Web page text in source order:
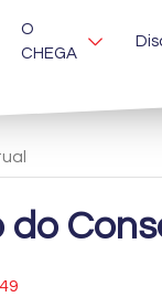
O
CHEGA
do